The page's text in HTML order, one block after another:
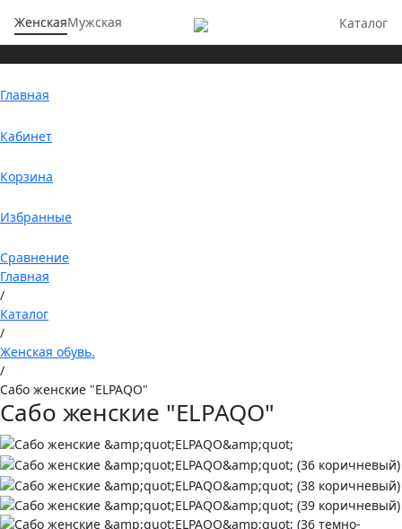
ЖенскаяМужская Каталог
Главная
Кабинет
Корзина
Избранные
Сравнение
Главная
/
Каталог
/
Женская обувь.
/
Сабо женские "ELPAQO"
Сабо женские "ELPAQO"